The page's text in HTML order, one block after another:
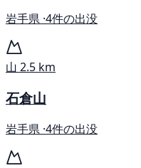
岩手県 ·4件の出没
山 2.5 km
石倉山
岩手県 ·4件の出没